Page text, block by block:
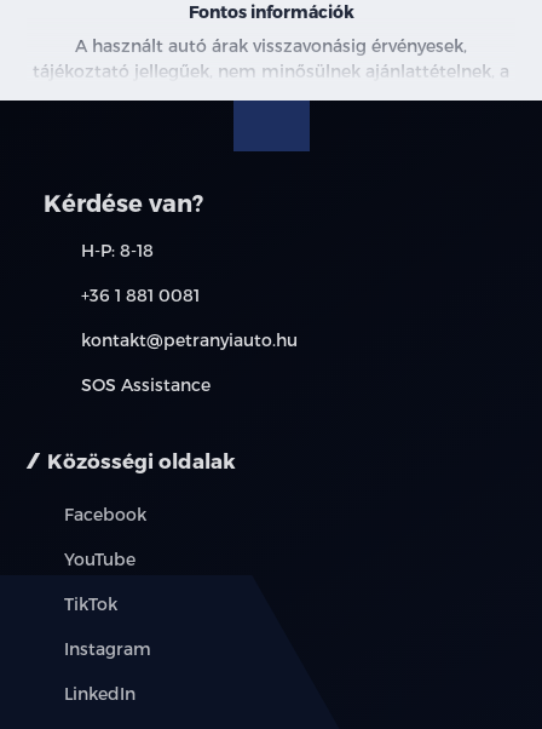
Fontos információk
A használt autó árak visszavonásig érvényesek,
tájékoztató jellegűek, nem minősülnek ajánlattételnek, a
képek csak illusztrációk. További információkért kérjen
Kérdése van?
H-P: 8-18
+36 1 881 0081
kontakt@petranyiauto.hu
SOS Assistance
Közösségi oldalak
Facebook
YouTube
TikTok
Instagram
LinkedIn